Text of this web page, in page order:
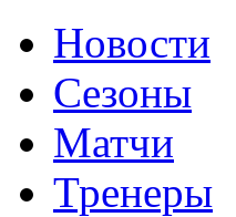
Новости
Сезоны
Матчи
Тренеры